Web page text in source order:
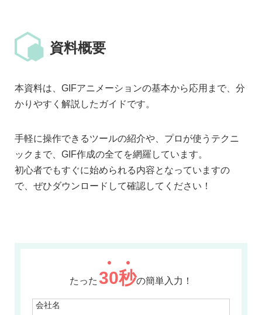
資料概要
本資料は、GIFアニメーションの基本から応用まで、分
かりやすく解説したガイドです。
手軽に操作できるツールの紹介や、プロが使うテクニ
ックまで、GIF作成の全てを網羅しています。
初心者でもすぐに始められる内容となっていますの
で、ぜひダウンロードして確認してください！
たった 30秒の簡単入力！
会社名